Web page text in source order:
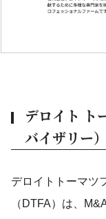
デロイト ト
バイザリー
デロイトトーマツ
（DTFA）は、